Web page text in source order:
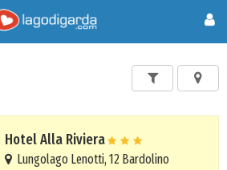
Hotel Alla Riviera
Lungolago Lenotti, 12 Bardolino